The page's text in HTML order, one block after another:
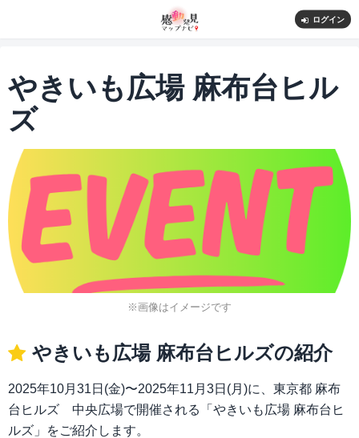
ログイン
やきいも広場 麻布台ヒル
ズ
※画像はイメージです
やきいも広場 麻布台ヒルズの紹介
2025年10月31日(金)〜2025年11月3日(月)に、東京都 麻布
台ヒルズ 中央広場で開催される「やきいも広場 麻布台ヒ
ルズ」をご紹介します。